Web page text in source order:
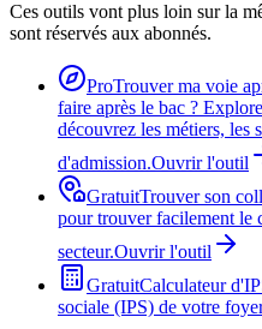
Ces outils vont plus loin sur la
sont réservés aux abonnés.
ProTrouver ma voie
faire après le bac ?
découvrez les métiers, les
d'admission.Ouvrir l'outil
GratuitTrouver son
pour trouver facilement le
secteur.Ouvrir l'outil
GratuitCalculateur
sociale (IPS) de votre